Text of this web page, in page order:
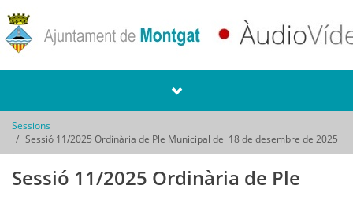
Sessions
Sessió 11/2025 Ordinària de Ple Municipal del 18 de desembre de 2025
Sessió 11/2025 Ordinària de Ple